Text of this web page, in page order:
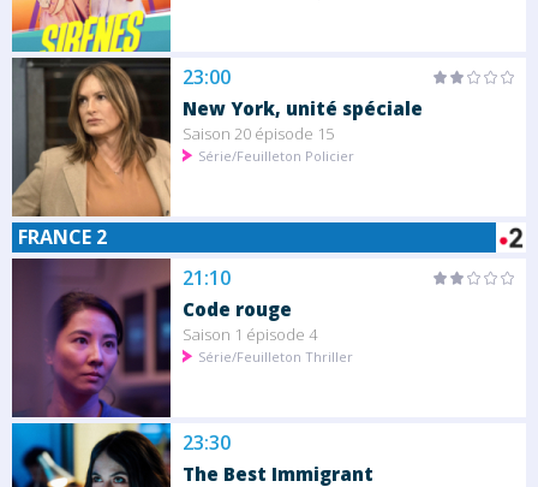
23:00
New York, unité spéciale
Saison 20 épisode 15
Série/Feuilleton Policier
FRANCE 2
21:10
Code rouge
Saison 1 épisode 4
Série/Feuilleton Thriller
23:30
The Best Immigrant